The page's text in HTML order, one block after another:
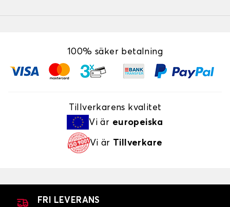
100% säker betalning
Tillverkarens kvalitet
Vi är europeiska
Vi är Tillverkare
FRI LEVERANS